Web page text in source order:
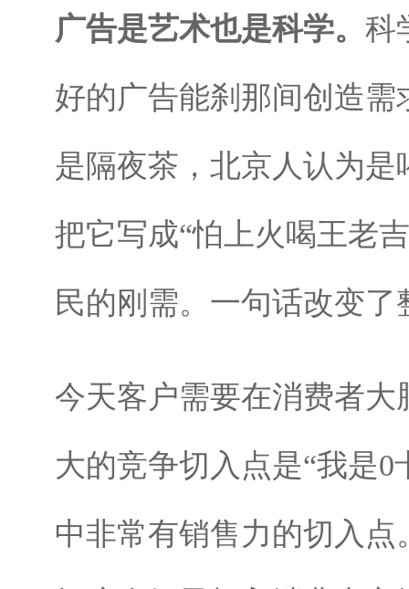
广告是艺术也是科学。 科
好的广告能刹那间创造
是隔夜茶，北京人认为
把它写成“怕上火喝王老
民的刚需。一句话改变了
今天客户需要在消费者
大的竞争切入点是“我是
中非常有销售力的切入